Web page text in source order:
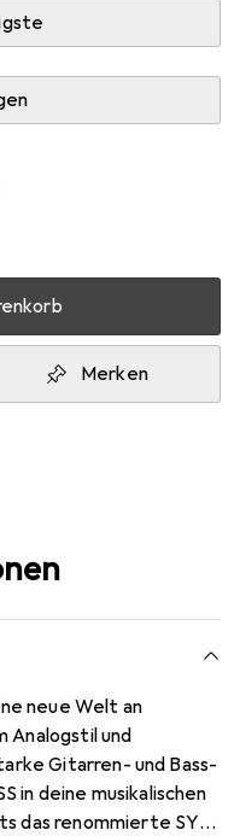
(Electronics)
geliefert
Merken
neue Welt an
Analogstil und
Gitarren- und Bass-
in deine musikalischen
das renommierte SY-1